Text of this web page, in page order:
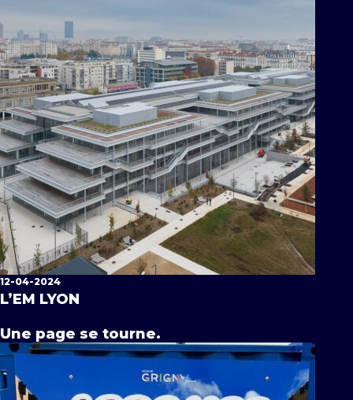
12-04-2024
L’EM LYON
Une page se tourne.